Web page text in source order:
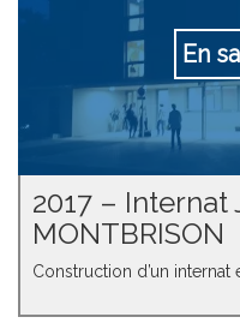
En
2017 – Internat
MONTBRISON
Construction d’un internat